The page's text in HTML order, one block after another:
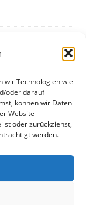
wir Technologien wie
oder darauf
können wir Daten
Website
oder zurückziehst,
werden.